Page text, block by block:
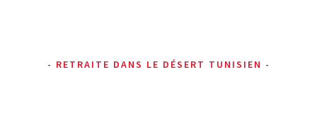
RETRAITE DANS LE DÉSERT TUNISIEN